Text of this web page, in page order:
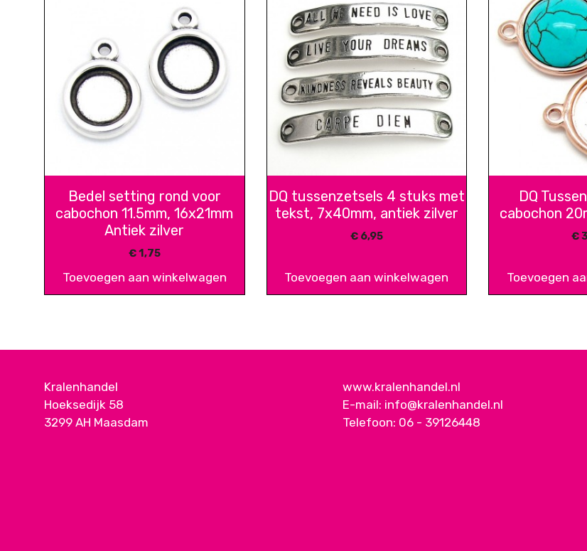
Bedel setting rond voor
cabochon 11.5mm, 16x21mm
Antiek zilver
€1,75
Toevoegen aan winkelwagen
DQ tussenzetsels 4 stuks met
tekst, 7x40mm, antiek zilver
€6,95
Toevoegen aan winkelwagen
DQ
cabochon
€
Toevoegen
Kralenhandel
Hoeksedijk 58
3299 AH Maasdam
www.kralenhandel.nl
E-mail: info@kralenhandel.nl
Telefoon: 06 - 39126448